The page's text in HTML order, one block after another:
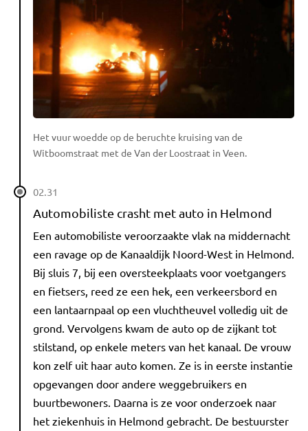
Het vuur woedde op de beruchte kruising van de
Witboomstraat met de Van der Loostraat in Veen.
02.31
Automobiliste crasht met auto in Helmond
Een automobiliste veroorzaakte vlak na middernacht
een ravage op de Kanaaldijk Noord-West in Helmond.
Bij sluis 7, bij een oversteekplaats voor voetgangers
en fietsers, reed ze een hek, een verkeersbord en
een lantaarnpaal op een vluchtheuvel volledig uit de
grond. Vervolgens kwam de auto op de zijkant tot
stilstand, op enkele meters van het kanaal. De vrouw
kon zelf uit haar auto komen. Ze is in eerste instantie
opgevangen door andere weggebruikers en
buurtbewoners. Daarna is ze voor onderzoek naar
het ziekenhuis in Helmond gebracht. De bestuurster